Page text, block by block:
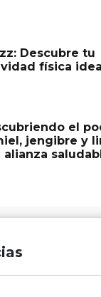
Descubre tu
física
el
jengibre y
alianza